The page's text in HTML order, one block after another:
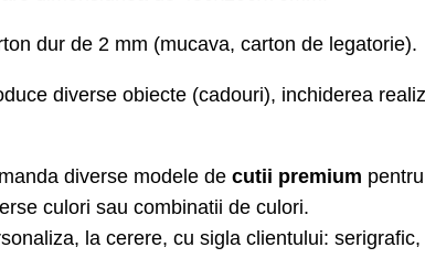
dur de 2 mm (mucava, carton de legatorie)
diverse obiecte (cadouri), inchiderea
diverse modele de
culori sau combinatii de culori.
la cerere, cu sigla clientului: serigrafic,
foarte stralucitor) sau cu timbru sec (sigla